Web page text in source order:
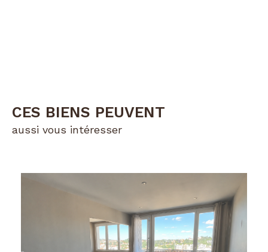
CES BIENS PEUVENT
aussi vous intéresser